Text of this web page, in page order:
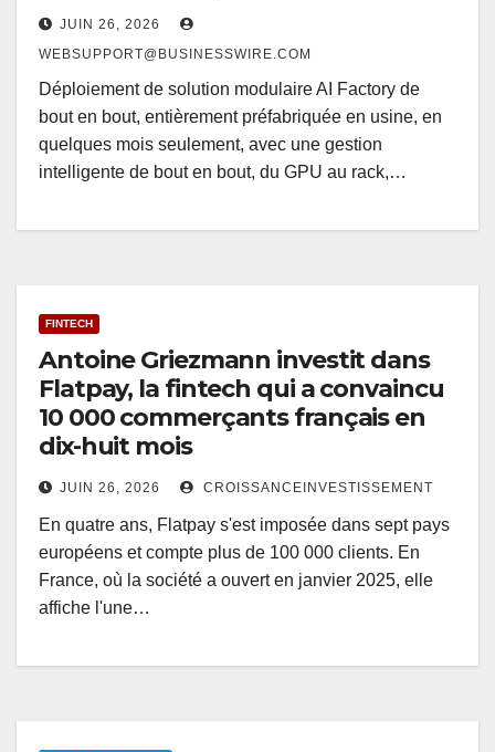
JUIN 26, 2026
WEBSUPPORT@BUSINESSWIRE.COM
Déploiement de solution modulaire AI Factory de
bout en bout, entièrement préfabriquée en usine, en
quelques mois seulement, avec une gestion
intelligente de bout en bout, du GPU au rack,…
FINTECH
Antoine Griezmann investit dans
Flatpay, la fintech qui a convaincu
10 000 commerçants français en
dix-huit mois
JUIN 26, 2026 CROISSANCEINVESTISSEMENT
En quatre ans, Flatpay s'est imposée dans sept pays
européens et compte plus de 100 000 clients. En
France, où la société a ouvert en janvier 2025, elle
affiche l'une…